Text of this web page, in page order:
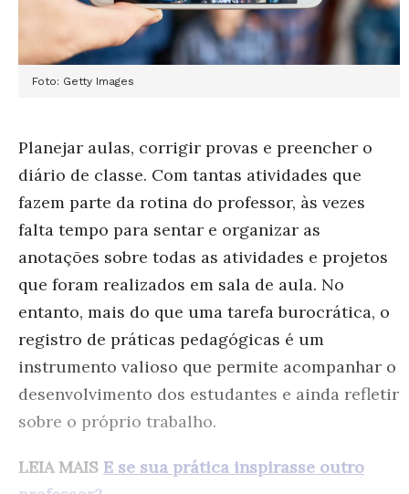
Foto: Getty Images
Planejar aulas, corrigir provas e preencher o
diário de classe. Com tantas atividades que
fazem parte da rotina do professor, às vezes
falta tempo para sentar e organizar as
anotações sobre todas as atividades e projetos
que foram realizados em sala de aula. No
entanto, mais do que uma tarefa burocrática, o
registro de práticas pedagógicas é um
instrumento valioso que permite acompanhar o
desenvolvimento dos estudantes e ainda refletir
sobre o próprio trabalho.
LEIA MAIS E se sua prática inspirasse outro